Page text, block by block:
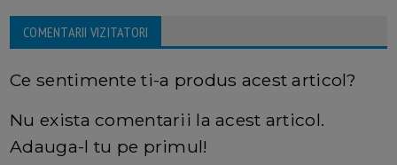
COMENTARII VIZITATORI
Ce sentimente ti-a produs acest articol?
Nu exista comentarii la acest articol.
Adauga-l tu pe primul!